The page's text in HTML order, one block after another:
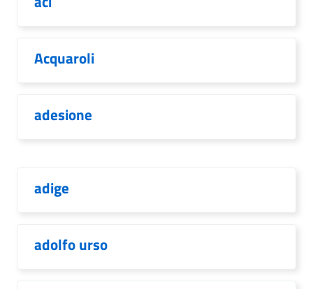
Acquaroli
adesione
adige
adolfo urso